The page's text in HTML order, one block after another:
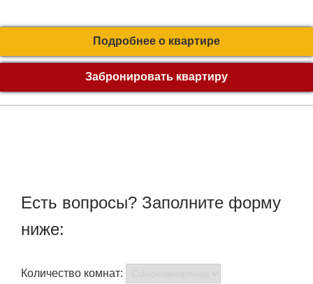
Подробнее о квартире
Забронировать квартиру
Есть вопросы? Заполните форму
ниже:
Количество комнат: